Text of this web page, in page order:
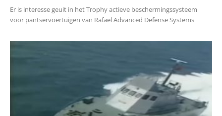
Er is interesse geuit in het Trophy actieve beschermingssysteem
voor pantservoertuigen van Rafael Advanced Defense Systems